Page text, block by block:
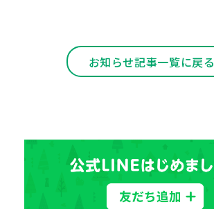
お知らせ記事一覧に戻る